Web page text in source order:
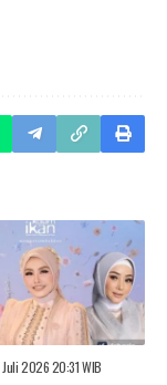
Juli 2026 20:31 WIB